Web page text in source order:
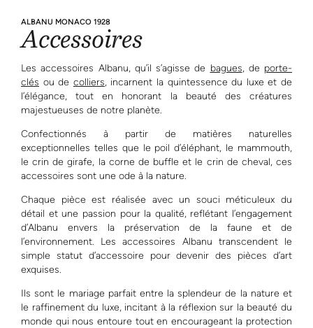
ALBANU MONACO 1928
Accessoires
Les accessoires Albanu, qu’il s’agisse de bagues, de porte-
clés ou de colliers, incarnent la quintessence du luxe et de
l’élégance, tout en honorant la beauté des créatures
majestueuses de notre planète.
Confectionnés à partir de matières naturelles
exceptionnelles telles que le poil d’éléphant, le mammouth,
le crin de girafe, la corne de buffle et le crin de cheval, ces
accessoires sont une ode à la nature.
Chaque pièce est réalisée avec un souci méticuleux du
détail et une passion pour la qualité, reflétant l’engagement
d’Albanu envers la préservation de la faune et de
l’environnement. Les accessoires Albanu transcendent le
simple statut d’accessoire pour devenir des pièces d’art
exquises.
Ils sont le mariage parfait entre la splendeur de la nature et
le raffinement du luxe, incitant à la réflexion sur la beauté du
monde qui nous entoure tout en encourageant la protection